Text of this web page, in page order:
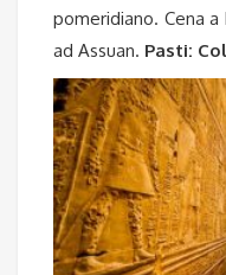
pomeridiano. Cena
ad Assuan. Pasti: